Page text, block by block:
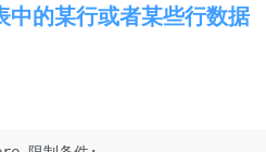
中的某行或者某些行数据